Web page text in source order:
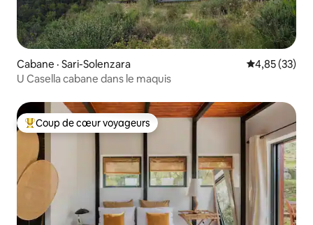
Cabane · Sari-Solenzara Note
4,85 (33)
U Casella cabane dans le maquis
Coup de cœur voyageurs parmi les plus aimés
Coup de cœur voyageurs